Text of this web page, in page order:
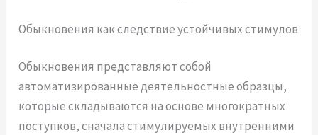
Обыкновения как следствие устойчивых стимулов
Обыкновения представляют собой
автоматизированные деятельностные образцы,
которые складываются на основе многократных
поступков, сначала стимулируемых внутренними